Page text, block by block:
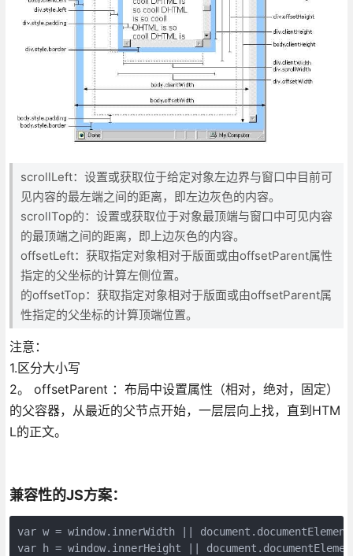
scrollLeft：设置或获取位于给定对象左边界与窗口中目前可
见内容的最左端之间的距离，即左边灰色的内容。
scrollTop的：设置或获取位于对象最顶端与窗口中可见内容
的最顶端之间的距离，即上边灰色的内容。
offsetLeft：获取指定对象相对于版面或由offsetParent属性
指定的父坐标的计算左侧位置。
的offsetTop：获取指定对象相对于版面或由offsetParent属
性指定的父坐标的计算顶端位置。
注意：
1.区分大小写
2。 offsetParent ：布局中设置属性（相对，绝对，固定）
的父容器，从最近的父节点开始，一层层向上找，直到HTM
L的正文。
兼容性的JS方案：
var w = window.innerWidth ||
var h = window.innerHeight ||